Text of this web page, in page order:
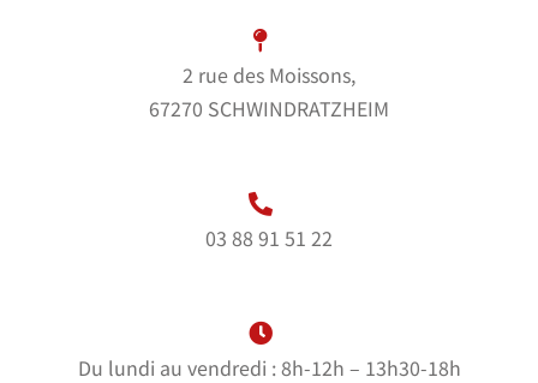
2 rue des Moissons,
67270 SCHWINDRATZHEIM
03 88 91 51 22
Du lundi au vendredi : 8h-12h – 13h30-18h